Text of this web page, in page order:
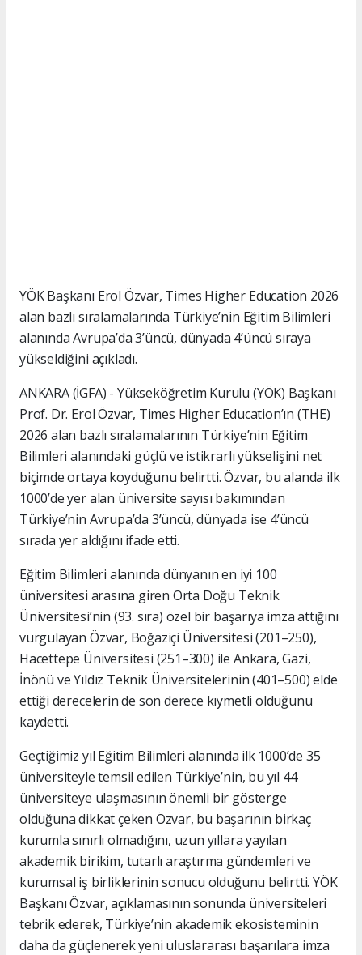
YÖK Başkanı Erol Özvar, Times Higher Education 2026
alan bazlı sıralamalarında Türkiye’nin Eğitim Bilimleri
alanında Avrupa’da 3’üncü, dünyada 4’üncü sıraya
yükseldiğini açıkladı.
ANKARA (İGFA) - Yükseköğretim Kurulu (YÖK) Başkanı
Prof. Dr. Erol Özvar, Times Higher Education’ın (THE)
2026 alan bazlı sıralamalarının Türkiye’nin Eğitim
Bilimleri alanındaki güçlü ve istikrarlı yükselişini net
biçimde ortaya koyduğunu belirtti. Özvar, bu alanda ilk
1000’de yer alan üniversite sayısı bakımından
Türkiye’nin Avrupa’da 3’üncü, dünyada ise 4’üncü
sırada yer aldığını ifade etti.
Eğitim Bilimleri alanında dünyanın en iyi 100
üniversitesi arasına giren Orta Doğu Teknik
Üniversitesi’nin (93. sıra) özel bir başarıya imza attığını
vurgulayan Özvar, Boğaziçi Üniversitesi (201–250),
Hacettepe Üniversitesi (251–300) ile Ankara, Gazi,
İnönü ve Yıldız Teknik Üniversitelerinin (401–500) elde
ettiği derecelerin de son derece kıymetli olduğunu
kaydetti.
Geçtiğimiz yıl Eğitim Bilimleri alanında ilk 1000’de 35
üniversiteyle temsil edilen Türkiye’nin, bu yıl 44
üniversiteye ulaşmasının önemli bir gösterge
olduğuna dikkat çeken Özvar, bu başarının birkaç
kurumla sınırlı olmadığını, uzun yıllara yayılan
akademik birikim, tutarlı araştırma gündemleri ve
kurumsal iş birliklerinin sonucu olduğunu belirtti. YÖK
Başkanı Özvar, açıklamasının sonunda üniversiteleri
tebrik ederek, Türkiye’nin akademik ekosisteminin
daha da güçlenerek yeni uluslararası başarılara imza